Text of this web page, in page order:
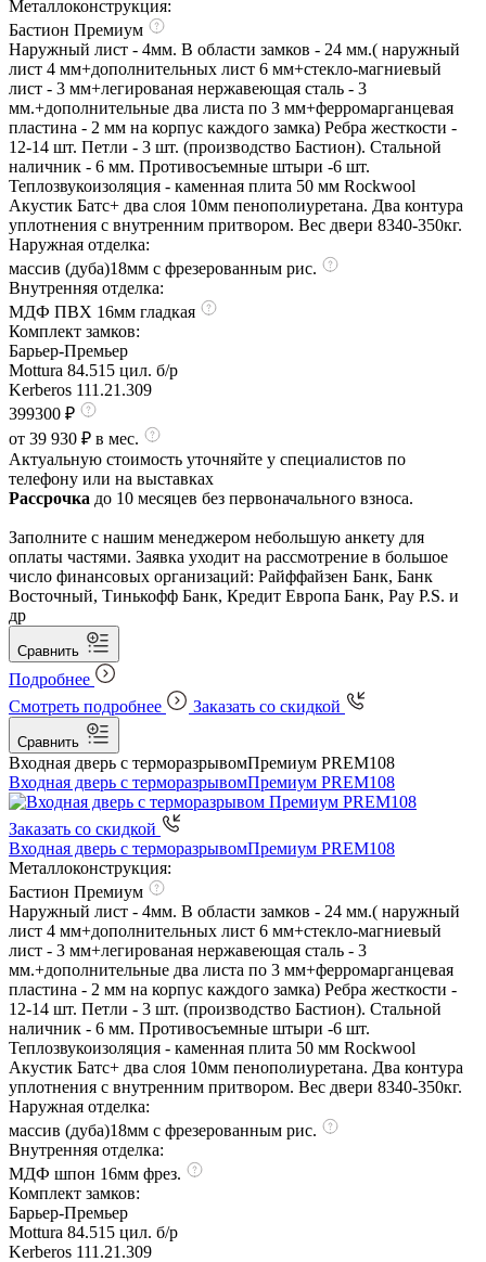
Металлоконструкция:
Бастион Премиум
Наружный лист - 4мм. В области замков - 24 мм.( наружный
лист 4 мм+дополнительных лист 6 мм+стекло-магниевый
лист - 3 мм+легированая нержавеющая сталь - 3
мм.+дополнительные два листа по 3 мм+ферромарганцевая
пластина - 2 мм на корпус каждого замка) Ребра жесткости -
12-14 шт. Петли - 3 шт. (производство Бастион). Стальной
наличник - 6 мм. Противосъемные штыри -6 шт.
Теплозвукоизоляция - каменная плита 50 мм Rockwool
Акустик Батс+ два слоя 10мм пенополиуретана. Два контура
уплотнения с внутренним притвором. Вес двери 8340-350кг.
Наружная отделка:
массив (дуба)18мм с фрезерованным рис.
Внутренняя отделка:
МДФ ПВХ 16мм гладкая
Комплект замков:
Барьер-Премьер
Mottura 84.515 цил. б/р
Kerberos 111.21.309
399300 ₽
от 39 930 ₽ в мес.
Актуальную стоимость уточняйте у специалистов по
телефону или на выставках
Рассрочка до 10 месяцев без первоначального взноса.
Заполните с нашим менеджером небольшую анкету для
оплаты частями. Заявка уходит на рассмотрение в большое
число финансовых организаций: Райффайзен Банк, Банк
Восточный, Тинькофф Банк, Кредит Европа Банк, Pay P.S. и
др
Сравнить
Подробнее
Смотреть подробнее
Заказать со скидкой
Сравнить
Входная дверь с терморазрывомПремиум PREM108
Входная дверь с терморазрывомПремиум PREM108
Заказать со скидкой
Входная дверь с терморазрывомПремиум PREM108
Металлоконструкция:
Бастион Премиум
Наружный лист - 4мм. В области замков - 24 мм.( наружный
лист 4 мм+дополнительных лист 6 мм+стекло-магниевый
лист - 3 мм+легированая нержавеющая сталь - 3
мм.+дополнительные два листа по 3 мм+ферромарганцевая
пластина - 2 мм на корпус каждого замка) Ребра жесткости -
12-14 шт. Петли - 3 шт. (производство Бастион). Стальной
наличник - 6 мм. Противосъемные штыри -6 шт.
Теплозвукоизоляция - каменная плита 50 мм Rockwool
Акустик Батс+ два слоя 10мм пенополиуретана. Два контура
уплотнения с внутренним притвором. Вес двери 8340-350кг.
Наружная отделка:
массив (дуба)18мм с фрезерованным рис.
Внутренняя отделка:
МДФ шпон 16мм фрез.
Комплект замков:
Барьер-Премьер
Mottura 84.515 цил. б/р
Kerberos 111.21.309